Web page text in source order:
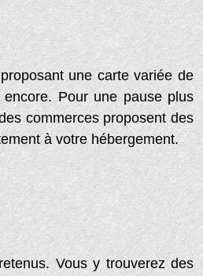
une carte variée de
Pour une pause plus
commerces proposent des
à votre hébergement.
Vous y trouverez des